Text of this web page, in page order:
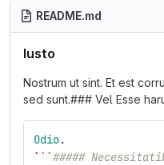
README.md
Iusto
Nostrum ut sint. Et est
sed sunt.### Vel Esse
Odio.
` ``#####